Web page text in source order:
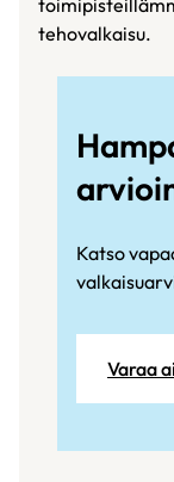
tehovalkaisu.
Katso
Varaa